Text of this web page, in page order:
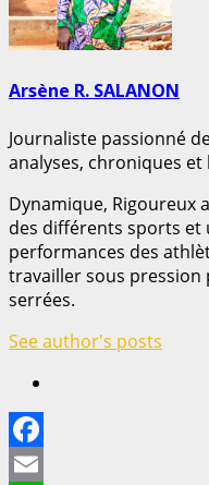
Arsène R. SALANON
Journaliste passionné
analyses, chroniques
Dynamique, Rigoureux
des différents sports et
performances des
travailler sous
serrées.
See author's posts
Facebook